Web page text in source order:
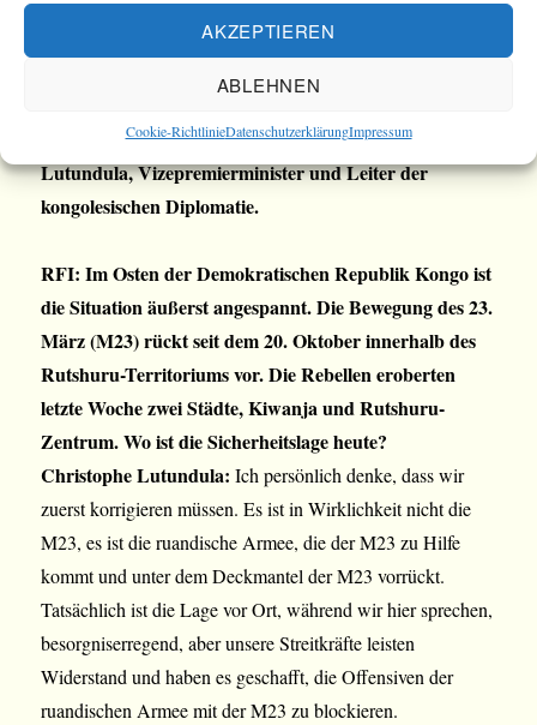
AKZEPTIEREN
ABLEHNEN
Cookie-RichtlinieDatenschutzerklärungImpressum
in den letzten Tagen in das Gebiet von Rutshuru
Botschafter auszuweisen. Interview mit Christophe
Lutundula, Vizepremierminister und Leiter der
kongolesischen Diplomatie.
RFI: Im Osten der Demokratischen Republik Kongo ist
die Situation äußerst angespannt. Die Bewegung des 23.
März (M23) rückt seit dem 20. Oktober innerhalb des
Rutshuru-Territoriums vor. Die Rebellen eroberten
letzte Woche zwei Städte, Kiwanja und Rutshuru-
Zentrum. Wo ist die Sicherheitslage heute?
Christophe Lutundula: Ich persönlich denke, dass wir
zuerst korrigieren müssen. Es ist in Wirklichkeit nicht die
M23, es ist die ruandische Armee, die der M23 zu Hilfe
kommt und unter dem Deckmantel der M23 vorrückt.
Tatsächlich ist die Lage vor Ort, während wir hier sprechen,
besorgniserregend, aber unsere Streitkräfte leisten
Widerstand und haben es geschafft, die Offensiven der
ruandischen Armee mit der M23 zu blockieren.